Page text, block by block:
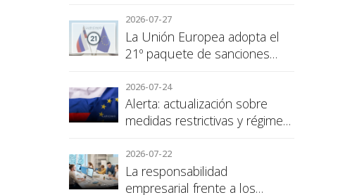
para el consumidor
2026-07-27
La Unión Europea adopta el
21º paquete de sanciones
2026-07-24
Alerta: actualización sobre
medidas restrictivas y régimen
2026-07-22
La responsabilidad
empresarial frente a los